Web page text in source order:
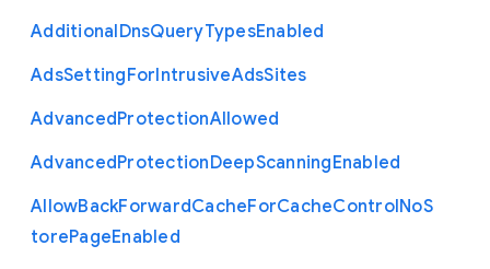
AdditionalDnsQueryTypesEnabled
AdsSettingForIntrusiveAdsSites
AdvancedProtectionAllowed
AdvancedProtectionDeepScanningEnabled
AllowBackForwardCacheForCacheControlNoS
torePageEnabled